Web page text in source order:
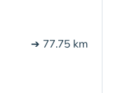
➔ 77.75 km